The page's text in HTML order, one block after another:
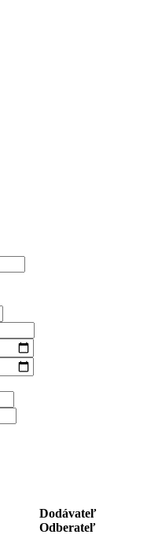
Dodávateľ
Odberateľ